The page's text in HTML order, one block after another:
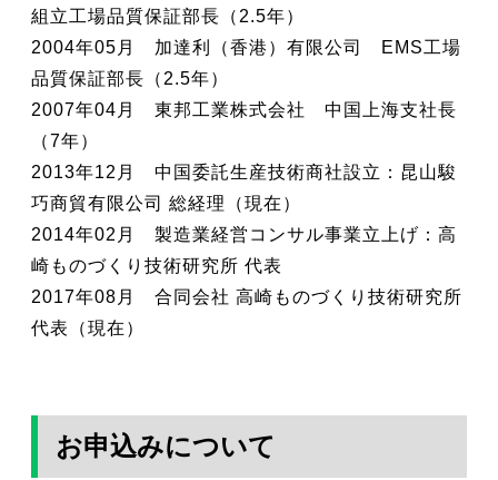
組立工場品質保証部長（2.5年）
2004年05月 加達利（香港）有限公司 EMS工場
品質保証部長（2.5年）
2007年04月 東邦工業株式会社 中国上海支社長
（7年）
2013年12月 中国委託生産技術商社設立：昆山駿
巧商貿有限公司 総経理（現在）
2014年02月 製造業経営コンサル事業立上げ：高
崎ものづくり技術研究所 代表
2017年08月 合同会社 高崎ものづくり技術研究所
代表（現在）
お申込みについて